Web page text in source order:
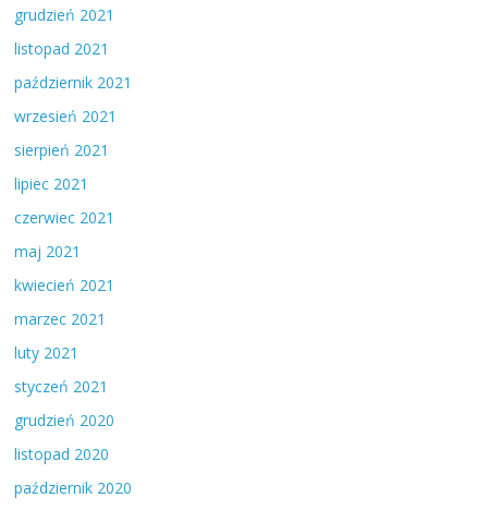
grudzień 2021
listopad 2021
październik 2021
wrzesień 2021
sierpień 2021
lipiec 2021
czerwiec 2021
maj 2021
kwiecień 2021
marzec 2021
luty 2021
styczeń 2021
grudzień 2020
listopad 2020
październik 2020